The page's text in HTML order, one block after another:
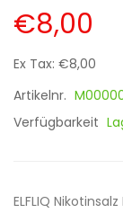
€8,00
Ex Tax: €8,00
Artikelnr.
Verfügbarkeit
ELFLIQ